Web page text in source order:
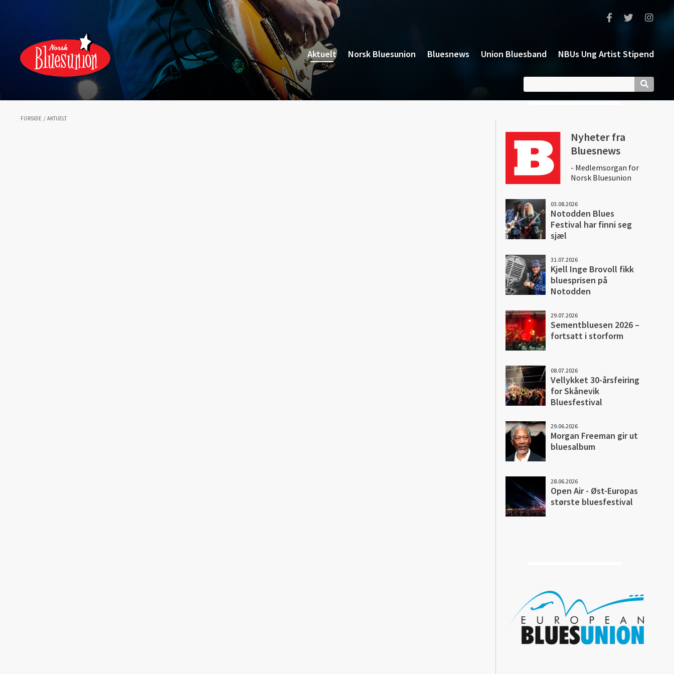
Aktuelt Norsk Bluesunion Bluesnews Union Bluesband NBUs Ung Artist Stipend
FORSIDE / AKTUELT
Nyheter fra
Bluesnews
- Medlemsorgan for
Norsk Bluesunion
03.08.2026
Notodden Blues
Festival har finni seg
sjæl
31.07.2026
Kjell Inge Brovoll fikk
bluesprisen på
Notodden
29.07.2026
Sementbluesen 2026 –
fortsatt i storform
08.07.2026
Vellykket 30-årsfeiring
for Skånevik
Bluesfestival
29.06.2026
Morgan Freeman gir ut
bluesalbum
28.06.2026
Open Air - Øst-Europas
største bluesfestival